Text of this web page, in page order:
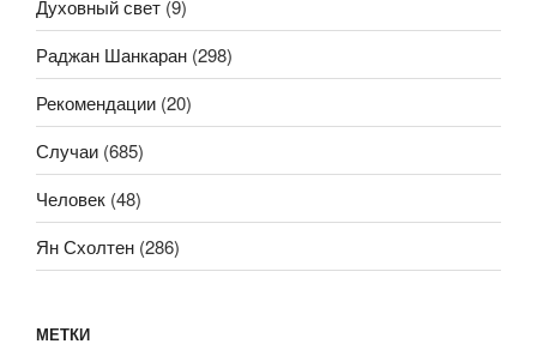
Духовный свет (9)
Раджан Шанкаран (298)
Рекомендации (20)
Случаи (685)
Человек (48)
Ян Схолтен (286)
МЕТКИ